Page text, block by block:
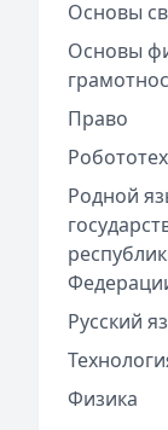
Основы
Основы
Право
Родной
Русский
Физика